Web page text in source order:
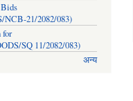
NCB-21/2082/083)
for
SQ 11/2082/083)
अन्य